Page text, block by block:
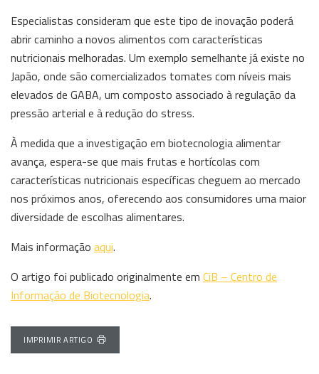
Especialistas consideram que este tipo de inovação poderá
abrir caminho a novos alimentos com características
nutricionais melhoradas. Um exemplo semelhante já existe no
Japão, onde são comercializados tomates com níveis mais
elevados de GABA, um composto associado à regulação da
pressão arterial e à redução do stress.
À medida que a investigação em biotecnologia alimentar
avança, espera-se que mais frutas e hortícolas com
características nutricionais específicas cheguem ao mercado
nos próximos anos, oferecendo aos consumidores uma maior
diversidade de escolhas alimentares.
Mais informação aqui.
O artigo foi publicado originalmente em CiB – Centro de
Informação de Biotecnologia.
IMPRIMIR ARTIGO